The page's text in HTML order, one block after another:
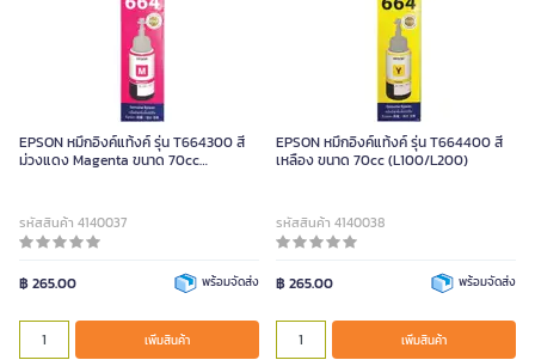
EPSON หมึกอิงค์แท้งค์ รุ่น T664300 สี
ม่วงแดง Magenta ขนาด 70cc
รหัสสินค้า 4140037
฿ 265.00 พร้อมจัดส่ง
เพิ่มสินค้า
EPSON หมึกอิงค์แท้งค์ รุ่น T664400 สี
เหลือง ขนาด 70cc (L100/L200)
รหัสสินค้า 4140038
฿ 265.00 พร้อมจัดส่ง
เพิ่มสินค้า